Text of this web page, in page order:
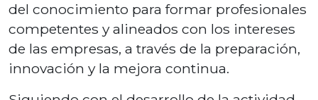
del conocimiento para formar profesionales
competentes y alineados con los intereses
de las empresas, a través de la preparación,
innovación y la mejora continua.